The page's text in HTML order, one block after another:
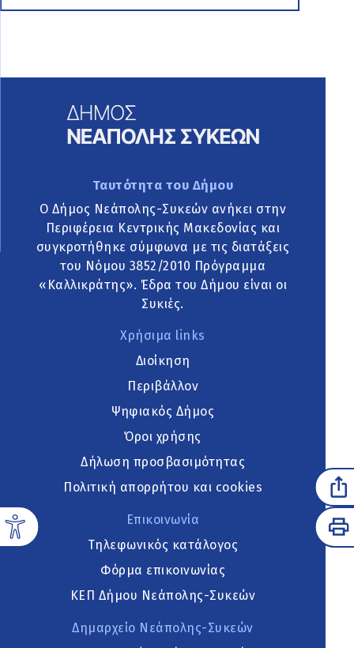
Ταυτότητα του Δήμου
Ο Δήμος Νεάπολης-Συκεών ανήκει στην
Περιφέρεια Κεντρικής Μακεδονίας και
συγκροτήθηκε σύμφωνα με τις διατάξεις
του Νόμου 3852/2010 Πρόγραμμα
«Καλλικράτης». Έδρα του Δήμου είναι οι
Συκιές.
Χρήσιμα links
Διοίκηση
Περιβάλλον
Ψηφιακός Δήμος
Όροι χρήσης
Δήλωση προσβασιμότητας
Πολιτική απορρήτου και cookies
Επικοινωνία
Τηλεφωνικός κατάλογος
Φόρμα επικοινωνίας
ΚΕΠ Δήμου Νεάπολης-Συκεών
Δημαρχείο Νεάπολης-Συκεών